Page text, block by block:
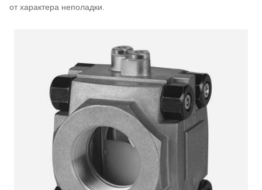
от характера неполадки.